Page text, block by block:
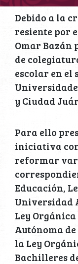
Debido a la
resiente por
Omar Bazán
de
escolar en el
y Ciudad
Para ello
iniciativa
reformar
Educación,
Universidad
Ley
Autónoma
la Ley
Bachilleres